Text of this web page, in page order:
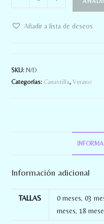
Añadir a lista de deseos
SKU:N/D
Categorías: Canastilla,Verano
Información adicional
TALLAS 0 meses,03
meses,18